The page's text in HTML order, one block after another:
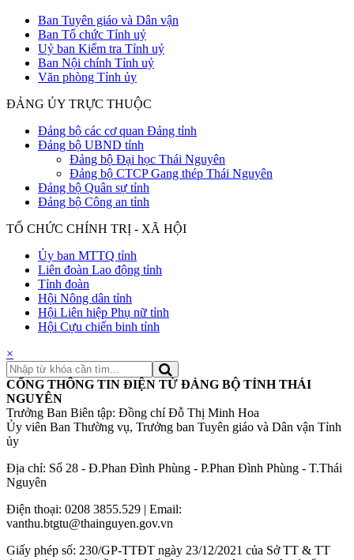
Ban Tuyên giáo và Dân vận
Ban Tổ chức Tỉnh uỷ
Uỷ ban Kiểm tra Tỉnh uỷ
Ban Nội chính Tỉnh uỷ
Văn phòng Tỉnh ủy
ĐẢNG ỦY TRỰC THUỘC
Đảng bộ các cơ quan Đảng tỉnh
Đảng bộ UBND tỉnh
Đảng bộ Đại học Thái Nguyên
Đảng bộ CTCP Gang thép Thái Nguyên
Đảng bộ Quân sự tỉnh
Đảng bộ Công an tỉnh
TỔ CHỨC CHÍNH TRỊ - XÃ HỘI
Ủy ban MTTQ tỉnh
Liên đoàn Lao động tỉnh
Tỉnh đoàn
Hội Nông dân tỉnh
Hội Liên hiệp Phụ nữ tỉnh
Hội Cựu chiến binh tỉnh
×
CỔNG THÔNG TIN ĐIỆN TỬ ĐẢNG BỘ TỈNH THÁI
NGUYÊN
Trưởng Ban Biên tập: Đồng chí Đỗ Thị Minh Hoa
Ủy viên Ban Thường vụ, Trưởng ban Tuyên giáo và Dân vận Tỉnh
ủy
Địa chỉ: Số 28 - Đ.Phan Đình Phùng - P.Phan Đình Phùng - T.Thái
Nguyên
Điện thoại: 0208 3855.529 | Email:
vanthu.btgtu@thainguyen.gov.vn
Giấy phép số: 230/GP-TTĐT ngày 23/12/2021 của Sở TT & TT